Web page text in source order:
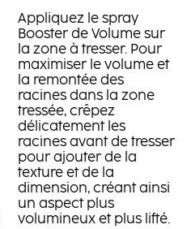
Appliquez le spray
Booster de Volume sur
la zone à tresser. Pour
maximiser le volume et
la remontée des
racines dans la zone
tressée, crêpez
délicatement les
racines avant de tresser
pour ajouter de la
texture et de la
dimension, créant ainsi
un aspect plus
volumineux et plus lifté.